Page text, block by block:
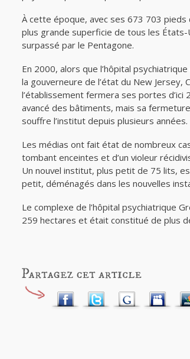
À cette époque, avec ses 673 703 pieds
plus grande superficie de tous les
surpassé par le Pentagone.
En 2000, alors que l’hôpital
la gouverneure de l’état du New Jersey,
l’établissement fermera ses portes
avancé des bâtiments, mais sa
souffre l’institut depuis plusieurs années.
Les médias ont fait état de nombreux
tombant enceintes et d’un violeur
Un nouvel institut, plus petit de 75 lits,
petit, déménagés dans les nouvelles
Le complexe de l’hôpital psychiatrique
259 hectares et était constitué de plus